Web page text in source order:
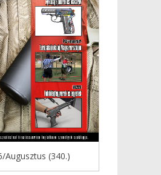
Augusztus (340.)